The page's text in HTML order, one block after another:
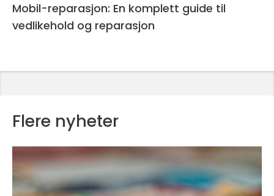
Mobil-reparasjon: En komplett guide til
vedlikehold og reparasjon
Flere nyheter